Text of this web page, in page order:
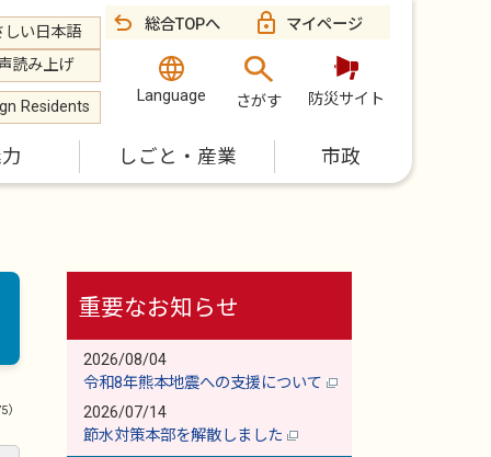
しい日本語
読み上げ
Residents
総合TOPへ マイページ
Language さがす 防災サイト
しごと・産業 市政
重要なお知らせ
2026/08/04
令和8年熊本地震への支援について
2026/07/14
節水対策本部を解散しました